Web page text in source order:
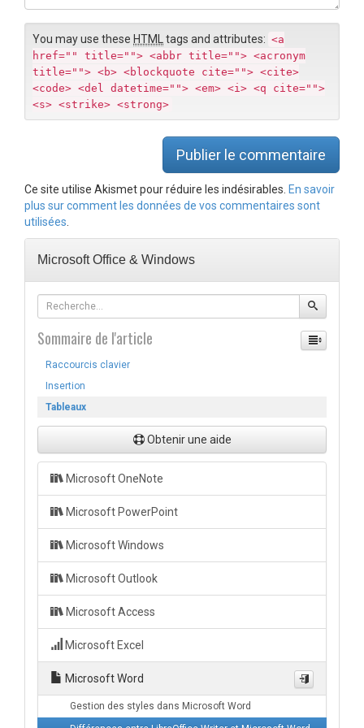
t
You may use these HTML tags and attributes: <a
href="" title=""> <abbr title=""> <acronym
title=""> <b> <blockquote cite=""> <cite>
<code> <del datetime=""> <em> <i> <q cite="">
<s> <strike> <strong>
Publier le commentaire
Ce site utilise Akismet pour réduire les indésirables. En savoir
plus sur comment les données de vos commentaires sont
utilisées
Microsoft Office & Windows
Sommaire de l'article
Raccourcis clavier
Insertion
Tableaux
Obtenir une aide
Microsoft OneNote
Microsoft PowerPoint
Microsoft Windows
Microsoft Outlook
Microsoft Access
Microsoft Excel
Microsoft Word
Gestion des styles dans Microsoft Word